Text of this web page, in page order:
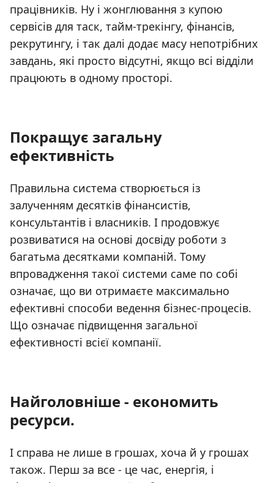
працівників. Ну і жонглювання з купою
сервісів для таск, тайм-трекінгу, фінансів,
рекрутингу, і так далі додає масу непотрібних
завдань, які просто відсутні, якщо всі відділи
працюють в одному просторі.
Покращує загальну
ефективність
Правильна система створюється із
залученням десятків фінансистів,
консультантів і власників. І продовжує
розвиватися на основі досвіду роботи з
багатьма десятками компаній. Тому
впровадження такої системи саме по собі
означає, що ви отримаєте максимально
ефективні способи ведення бізнес-процесів.
Що означає підвищення загальної
ефективності всієї компанії.
Найголовніше - економить
ресурси.
І справа не лише в грошах, хоча й у грошах
також. Перш за все - це час, енергія, і